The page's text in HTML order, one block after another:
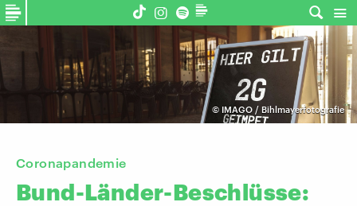
© IMAGO / Bihlmayerfotografie
Coronapandemie
Bund-Länder-Beschlüsse: